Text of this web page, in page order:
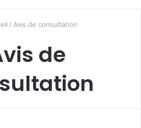
/ Avis de consultation
de